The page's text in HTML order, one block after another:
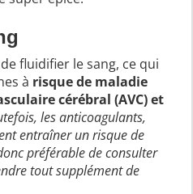
fluidifier le sang, ce qui
à risque de maladie
cérébral (AVC) et
les anticoagulants,
entraîner un risque de
préférable de consulter
tout supplément de